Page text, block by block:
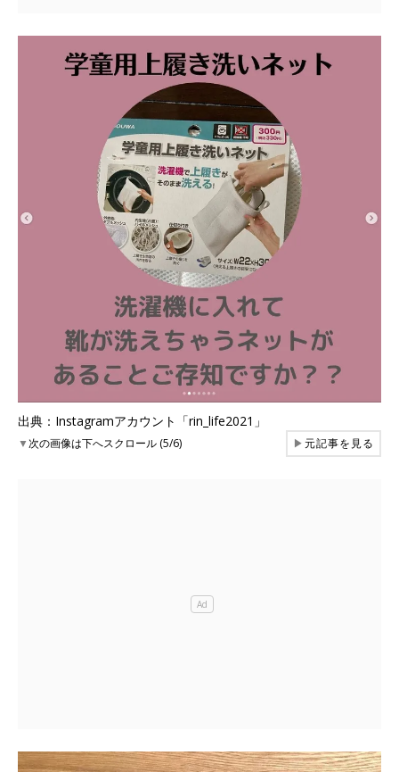
出典：Instagramアカウント「rin_life2021」
▼次の画像は下へスクロール (5/6) ▶元記事を見る